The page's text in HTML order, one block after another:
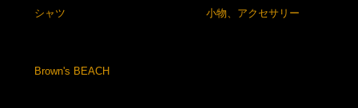
シャツ 小物、アクセサリー
Brown's BEACH